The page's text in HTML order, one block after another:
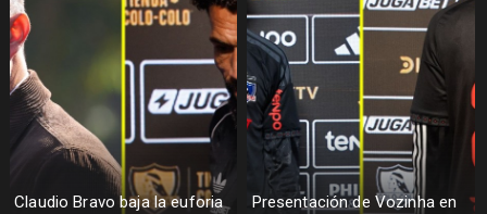
Claudio Bravo baja la euforia
Presentación de Vozinha en